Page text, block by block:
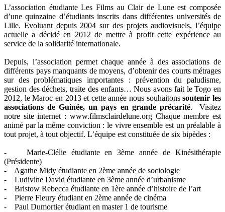
L’association étudiante Les Films au Clair de Lune est composée
d’une quinzaine d’étudiants inscrits dans différentes universités de
Lille. Evoluant depuis 2004 sur des projets audiovisuels, l’équipe
actuelle a décidé en 2012 de mettre à profit cette expérience au
service de la solidarité internationale.
Depuis, l’association permet chaque année à des associations de
différents pays manquants de moyens, d’obtenir des courts métrages
sur des problématiques importantes : prévention du paludisme,
gestion des déchets, traite des enfants… Nous avons fait le Togo en
2012, le Maroc en 2013 et cette année nous souhaitonssoutenir les
associations de Guinée, un pays en grande précarité. Visitez
notre site internet : www.filmsclairdelune.org Chaque membre est
animé par la même conviction : le vivre ensemble est un préalable à
tout projet, à tout objectif. L’équipe est constituée de six bipèdes :
- Marie-Clélie étudiante en 3ème année de Kinésithérapie
(Présidente)
- Agathe Midy étudiante en 2ème année de sociologie
- Ludivine David étudiante en 3ème année d’urbanisme
- Bristow Rebecca étudiante en 1ère année d’histoire de l’art
- Pierre Fleury étudiant en 2ème année de cinéma
- Paul Dumortier étudiant en master 1 de tourisme